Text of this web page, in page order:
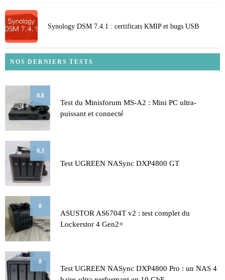
Synology DSM 7.4.1 : certificats KMIP et bugs USB
NOS DERNIERS TESTS
8.8
Test du Minisforum MS-A2 : Mini PC ultra-
puissant et connecté
8.3
Test UGREEN NASync DXP4800 GT
8
ASUSTOR AS6704T v2 : test complet du
Lockerstor 4 Gen2+
8
Test UGREEN NASync DXP4800 Pro : un NAS 4